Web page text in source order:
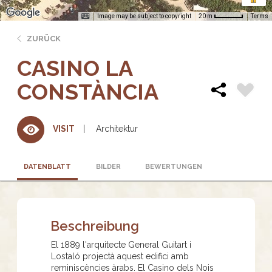
Image may be subject to copyright 20 m Terms
ZURÜCK
CASINO LA
CONSTÀNCIA
VISIT Architektur
DATENBLATT BILDER BEWERTUNGEN
Beschreibung
El 1889 l'arquitecte General Guitart i
Lostaló projectà aquest edifici amb
reminiscències àrabs. El Casino dels Nois